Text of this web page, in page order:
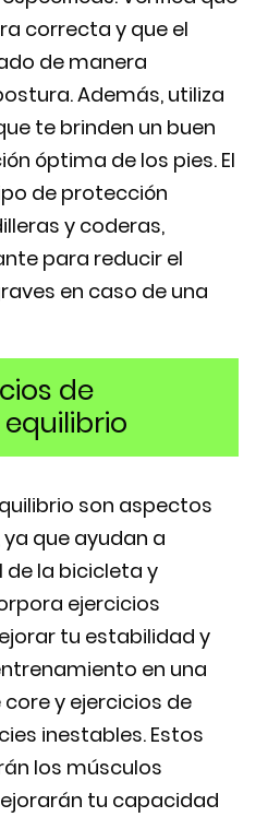
correcta y que el
de manera
Además, utiliza
te brinden un buen
óptima de los pies. El
de protección
y coderas,
para reducir el
en caso de una
de
son aspectos
que ayudan a
la bicicleta y
ejercicios
tu estabilidad y
en una
y ejercicios de
inestables. Estos
los músculos
tu capacidad